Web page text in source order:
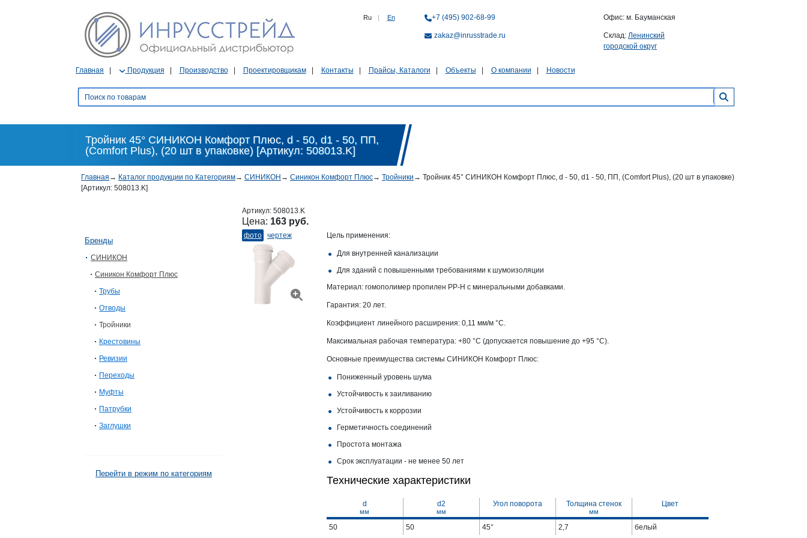
Ru | En +7 (495) 902-68-99
zakaz@inrusstrade.ru
Офис: м. Бауманская
Склад: Ленинский
городской округ
Главная Продукция Производство Проектировщикам Контакты Прайсы, Каталоги Объекты О компании Новости
Тройник 45° СИНИКОН Комфорт Плюс, d - 50, d1 - 50, ПП,
(Comfort Plus), (20 шт в упаковке) [Артикул: 508013.K]
Главная → Каталог продукции по Категориям→ СИНИКОН → Синикон Комфорт Плюс→ Тройники → Тройник 45° СИНИКОН Комфорт Плюс, d - 50, d1 - 50, ПП, (Comfort Plus), (20 шт в упаковке)
[Артикул: 508013.K]
Бренды
СИНИКОН
Синикон Комфорт Плюс
Трубы
Отводы
Тройники
Крестовины
Ревизии
Переходы
Муфты
Патрубки
Заглушки
Перейти в режим по категориям
Артикул: 508013.K
Цена: 163 руб.
фото чертеж Цель применения:
Для внутренней канализации
Для зданий с повышенными требованиями к шумоизоляции
Материал: гомополимер пропилен PP-H с минеральными добавками.
Гарантия: 20 лет.
Коэффициент линейного расширения: 0,11 мм/м °С.
Максимальная рабочая температура: +80 °С (допускается повышение до +95 °С).
Основные преимущества системы СИНИКОН Комфорт Плюс:
Пониженный уровень шума
Устойчивость к заиливанию
Устойчивость к коррозии
Герметичность соединений
Простота монтажа
Срок эксплуатации - не менее 50 лет
Технические характеристики
d d2 Угол поворота Толщина стенок Цвет
мм мм мм
50 50 45° 2,7 белый